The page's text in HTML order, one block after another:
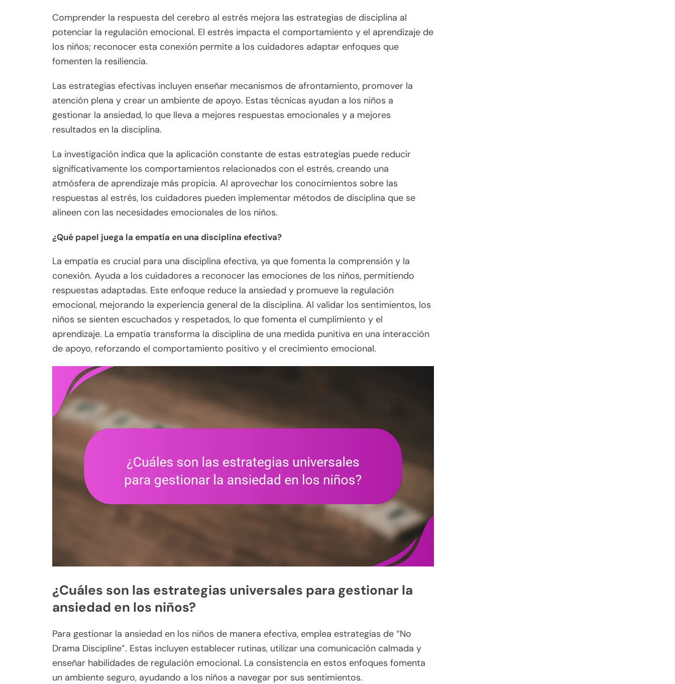
Comprender la respuesta del cerebro al estrés mejora las estrategias de disciplina al
potenciar la regulación emocional. El estrés impacta el comportamiento y el aprendizaje de
los niños; reconocer esta conexión permite a los cuidadores adaptar enfoques que
fomenten la resiliencia.
Las estrategias efectivas incluyen enseñar mecanismos de afrontamiento, promover la
atención plena y crear un ambiente de apoyo. Estas técnicas ayudan a los niños a
gestionar la ansiedad, lo que lleva a mejores respuestas emocionales y a mejores
resultados en la disciplina.
La investigación indica que la aplicación constante de estas estrategias puede reducir
significativamente los comportamientos relacionados con el estrés, creando una
atmósfera de aprendizaje más propicia. Al aprovechar los conocimientos sobre las
respuestas al estrés, los cuidadores pueden implementar métodos de disciplina que se
alineen con las necesidades emocionales de los niños.
¿Qué papel juega la empatía en una disciplina efectiva?
La empatía es crucial para una disciplina efectiva, ya que fomenta la comprensión y la
conexión. Ayuda a los cuidadores a reconocer las emociones de los niños, permitiendo
respuestas adaptadas. Este enfoque reduce la ansiedad y promueve la regulación
emocional, mejorando la experiencia general de la disciplina. Al validar los sentimientos, los
niños se sienten escuchados y respetados, lo que fomenta el cumplimiento y el
aprendizaje. La empatía transforma la disciplina de una medida punitiva en una interacción
de apoyo, reforzando el comportamiento positivo y el crecimiento emocional.
¿Cuáles son las estrategias universales para gestionar la
ansiedad en los niños?
Para gestionar la ansiedad en los niños de manera efectiva, emplea estrategias de “No
Drama Discipline”. Estas incluyen establecer rutinas, utilizar una comunicación calmada y
enseñar habilidades de regulación emocional. La consistencia en estos enfoques fomenta
un ambiente seguro, ayudando a los niños a navegar por sus sentimientos.